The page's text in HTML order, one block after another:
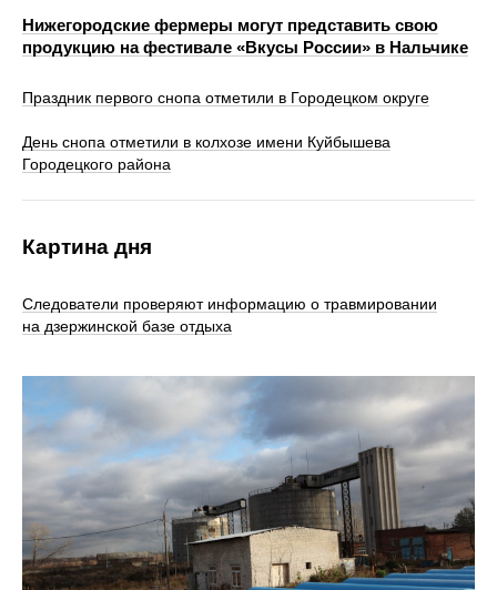
Нижегородские фермеры могут представить свою
продукцию на фестивале «Вкусы России» в Нальчике
Праздник первого снопа отметили в Городецком округе
День снопа отметили в колхозе имени Куйбышева
Городецкого района
Картина дня
Следователи проверяют информацию о травмировании
на дзержинской базе отдыха